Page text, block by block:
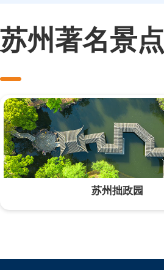
苏州著名景点
苏州拙政园